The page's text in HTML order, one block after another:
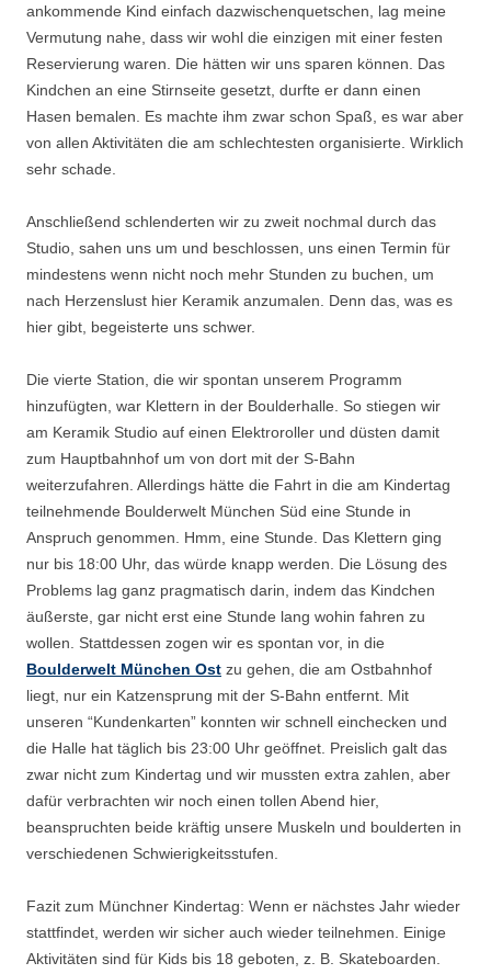
ankommende Kind einfach dazwischenquetschen, lag meine
Vermutung nahe, dass wir wohl die einzigen mit einer festen
Reservierung waren. Die hätten wir uns sparen können. Das
Kindchen an eine Stirnseite gesetzt, durfte er dann einen
Hasen bemalen. Es machte ihm zwar schon Spaß, es war aber
von allen Aktivitäten die am schlechtesten organisierte. Wirklich
sehr schade.
Anschließend schlenderten wir zu zweit nochmal durch das
Studio, sahen uns um und beschlossen, uns einen Termin für
mindestens wenn nicht noch mehr Stunden zu buchen, um
nach Herzenslust hier Keramik anzumalen. Denn das, was es
hier gibt, begeisterte uns schwer.
Die vierte Station, die wir spontan unserem Programm
hinzufügten, war Klettern in der Boulderhalle. So stiegen wir
am Keramik Studio auf einen Elektroroller und düsten damit
zum Hauptbahnhof um von dort mit der S-Bahn
weiterzufahren. Allerdings hätte die Fahrt in die am Kindertag
teilnehmende Boulderwelt München Süd eine Stunde in
Anspruch genommen. Hmm, eine Stunde. Das Klettern ging
nur bis 18:00 Uhr, das würde knapp werden. Die Lösung des
Problems lag ganz pragmatisch darin, indem das Kindchen
äußerste, gar nicht erst eine Stunde lang wohin fahren zu
wollen. Stattdessen zogen wir es spontan vor, in die
Boulderwelt München Ost zu gehen, die am Ostbahnhof
liegt, nur ein Katzensprung mit der S-Bahn entfernt. Mit
unseren “Kundenkarten” konnten wir schnell einchecken und
die Halle hat täglich bis 23:00 Uhr geöffnet. Preislich galt das
zwar nicht zum Kindertag und wir mussten extra zahlen, aber
dafür verbrachten wir noch einen tollen Abend hier,
beanspruchten beide kräftig unsere Muskeln und boulderten in
verschiedenen Schwierigkeitsstufen.
Fazit zum Münchner Kindertag: Wenn er nächstes Jahr wieder
stattfindet, werden wir sicher auch wieder teilnehmen. Einige
Aktivitäten sind für Kids bis 18 geboten, z. B. Skateboarden.